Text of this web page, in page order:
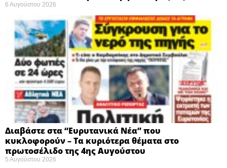
6 Αυγούστου 2026
Διαβάστε στα “Ευρυτανικά Νέα” που
κυκλοφορούν – Τα κυριότερα θέματα στο
πρωτοσέλιδο της 4ης Αυγούστου
5 Αυγούστου 2026